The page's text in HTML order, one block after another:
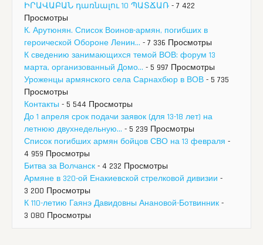
ԻՐԱՎԱԲԱՆ դառնալու 10 ՊԱՏՃԱՌ - 7 422
Просмотры
К. Арутюнян. Список Воинов-армян, погибших в
героической Обороне Ленин... - 7 336 Просмотры
К сведению занимающихся темой ВОВ: форум 13
марта, организованный Домо... - 5 997 Просмотры
Уроженцы армянского села Сарнахбюр в ВОВ - 5 735
Просмотры
Контакты - 5 544 Просмотры
До 1 апреля срок подачи заявок (для 13-18 лет) на
летнюю двухнедельную... - 5 239 Просмотры
Список погибших армян бойцов СВО на 13 февраля -
4 959 Просмотры
Битва за Волчанск - 4 232 Просмотры
Армяне в 320-ой Енакиевской стрелковой дивизии -
3 200 Просмотры
К 110-летию Гаянэ Давидовны Анановой-Ботвинник -
3 080 Просмотры